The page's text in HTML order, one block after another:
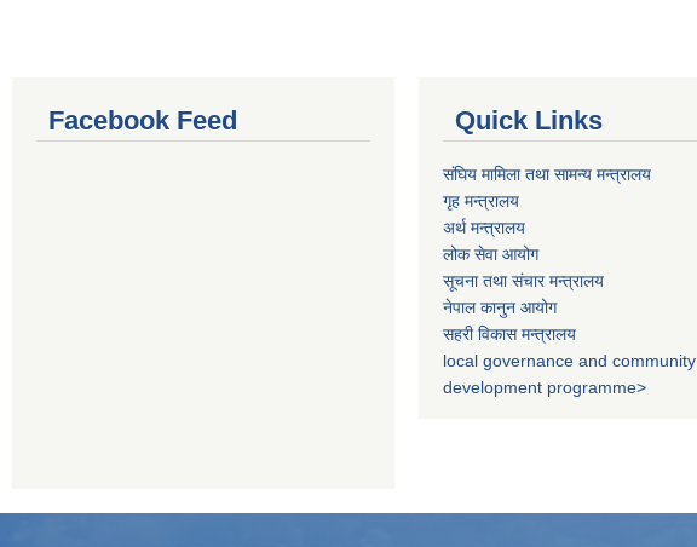
Facebook Feed Quick Links
संघिय मामिला तथा सामन्य मन्त्रालय
गृह मन्त्रालय
अर्थ मन्त्रालय
लोक सेवा आयोग
सूचना तथा संचार मन्त्रालय
नेपाल कानुन आयोग
सहरी विकास मन्त्रालय
local governance and community
development programme>